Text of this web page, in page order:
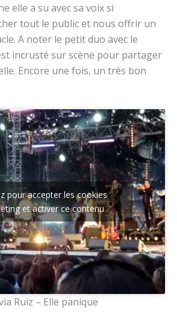
elle a su avec sa voix si
tout le public et nous offrir un
A noter le petit duo avec le
incrusté sur scène pour partager
Encore une fois, un très bon
pour accepter les cookies
et activer ce contenu
Ruiz – Elle panique